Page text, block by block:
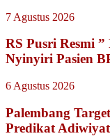
7 Agustus 2026
RS Pusri Resmi
Nyinyiri Pasien
6 Agustus 2026
Palembang
Predikat